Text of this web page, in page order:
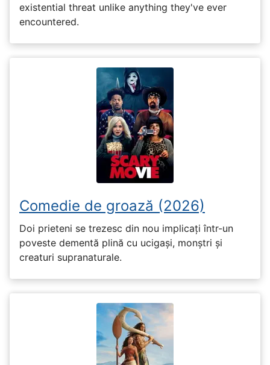
existential threat unlike anything they've ever
encountered.
Comedie de groază (2026)
Doi prieteni se trezesc din nou implicați într-un
poveste dementă plină cu ucigași, monștri și
creaturi supranaturale.